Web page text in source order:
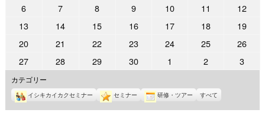
月
30
月
6
月
1
6
月
2
6
月
3
6
月
4
6
月
5
62022
6
月
6
日
72022
6
月
7
日
82022
6
月
8
日
92022
6
月
9
日
102022
月
日
11
6
月
日
122022
6
月
日
132022
月
13
日
142022
月
日
152022
6
月
日
162022
6
月
日
172022
6
日
182022
6
日
192022
6
202022
6
月
20
21
6
21
222022
6
22
日
232022
6
23
日
242022
6
24
252022
6
25
262022
6
272022
年
6
月
27
282022
年
6
月
28
292022
年
6
月
29
302022
年
6
月
30
1
年
7
月
1
22022
年
7
月
2
32022
年
3
カテゴリー
イシキカイカクセミナー セミナー 研修・ツアー すべて